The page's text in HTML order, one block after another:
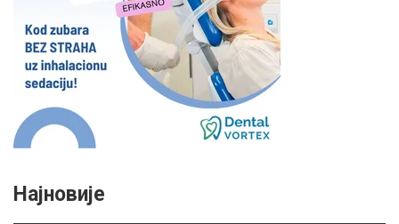
Најновије